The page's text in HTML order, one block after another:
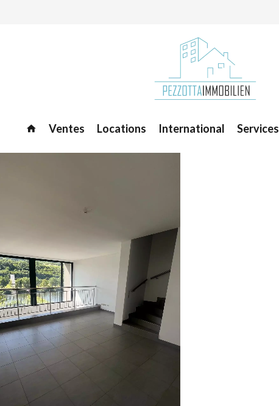
Ventes Locations International Services